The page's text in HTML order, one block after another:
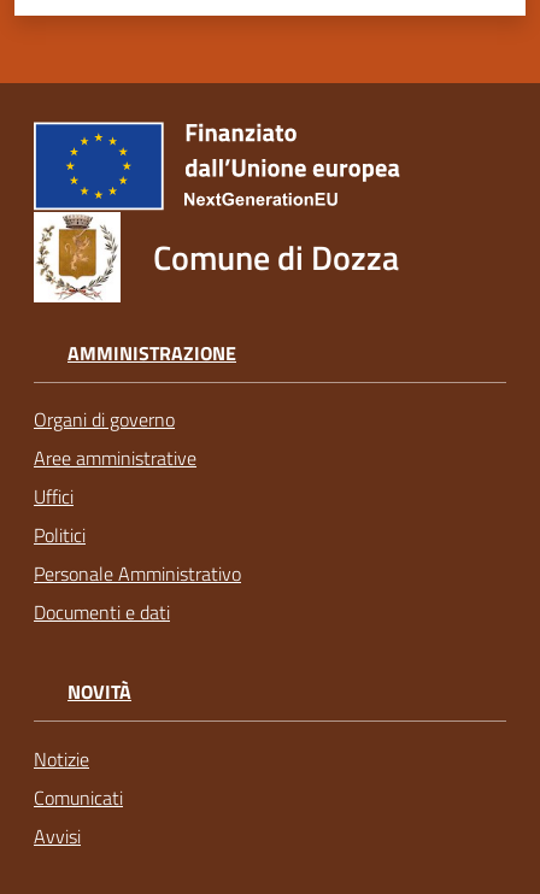
Comune di Dozza
AMMINISTRAZIONE
Organi di governo
Aree amministrative
Uffici
Politici
Personale Amministrativo
Documenti e dati
NOVITÀ
Notizie
Comunicati
Avvisi